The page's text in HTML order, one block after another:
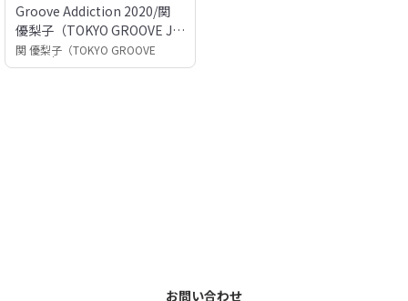
Groove Addiction 2020/関
優梨子（TOKYO GROOVE JY
OSHI）16:10〜
関 優梨子（TOKYO GROOVE
JYOSHI）
お問い合わせ